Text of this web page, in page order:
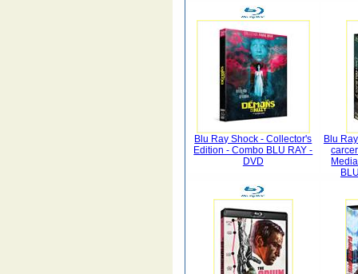
Blu Ray Shock - Collector's
Edition - Combo BLU RAY -
DVD
Blu